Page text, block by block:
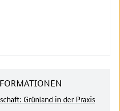
Grünland in der Praxis